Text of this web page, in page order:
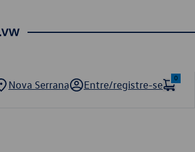
Nova Serrana Entre/registre-se
0